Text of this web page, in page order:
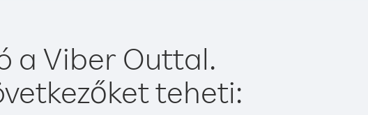
a Viber Outtal.
teheti: